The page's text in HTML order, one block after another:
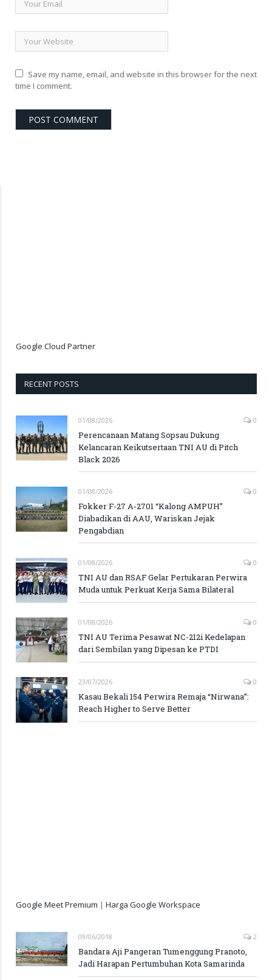
Save my name, email, and website in this browser for the next
time I comment.
Google Cloud Partner
RECENT POSTS
01/08/2026 0
Perencanaan Matang Sopsau Dukung
Kelancaran Keikutsertaan TNI AU di Pitch
Black 2026
01/08/2026 0
Fokker F-27 A-2701 “Kalong AMPUH”
Diabadikan di AAU, Wariskan Jejak
Pengabdian
01/08/2026 0
TNI AU dan RSAF Gelar Pertukaran Perwira
Muda untuk Perkuat Kerja Sama Bilateral
01/08/2026 0
TNI AU Terima Pesawat NC-212i Kedelapan
dari Sembilan yang Dipesan ke PTDI
23/07/2026 0
Kasau Bekali 154 Perwira Remaja “Nirwana”:
Reach Higher to Serve Better
Google Meet Premium | Harga Google Workspace
09/06/2018 2
Bandara Aji Pangeran Tumenggung Pranoto,
Jadi Harapan Pertumbuhan Kota Samarinda